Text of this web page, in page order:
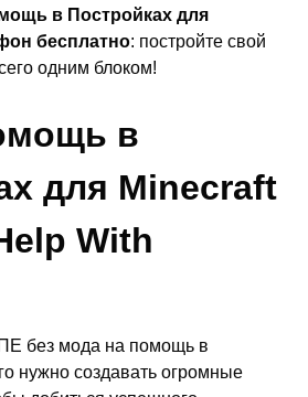
в Постройках для
бесплатно: постройте свой
одним блоком!
в
для Minecraft
With
без мода на помощь в
нужно создавать огромные